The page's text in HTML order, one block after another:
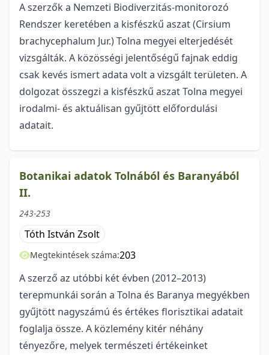
A szerzők a Nemzeti Biodiverzitás-monitorozó
Rendszer keretében a kisfészkű aszat (Cirsium
brachycephalum Jur.) Tolna megyei elterjedését
vizsgálták. A közösségi jelentőségű fajnak eddig
csak kevés ismert adata volt a vizsgált területen. A
dolgozat összegzi a kisfészkű aszat Tolna megyei
irodalmi- és aktuálisan gyűjtött előfordulási
adatait.
Botanikai adatok Tolnából és Baranyából
II.
243-253
Tóth István Zsolt
Megtekintések száma:203
A szerző az utóbbi két évben (2012–2013)
terepmunkái során a Tolna és Baranya megyékben
gyűjtött nagyszámú és értékes florisztikai adatait
foglalja össze. A közlemény kitér néhány
tényezőre, melyek természeti értékeinket